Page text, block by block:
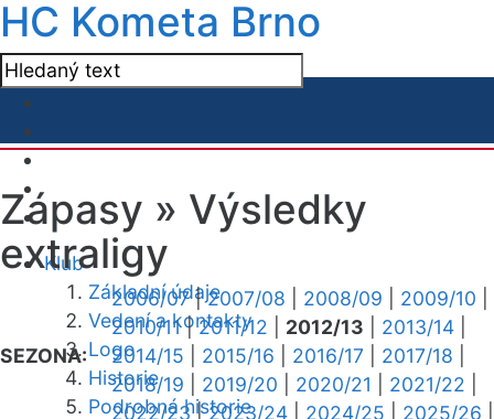
HC Kometa Brno
Klub
Základní údaje
Vedení a kontakty
Logo
Historie
Podrobná historie
Zápasy » Výsledky
extraligy
SEZONA:
2006/07|2007/08 2008/09 2009/10
2010/11|2011/12 2012/13 2013/14
2014/15
2015/16 2016/17 2017/18
2018/19
2019/20 2020/21 2021/22
2022/23|2023/24 2024/25 2025/26